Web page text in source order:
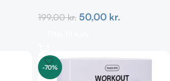
199,00kr. 50,00 kr.
-70%